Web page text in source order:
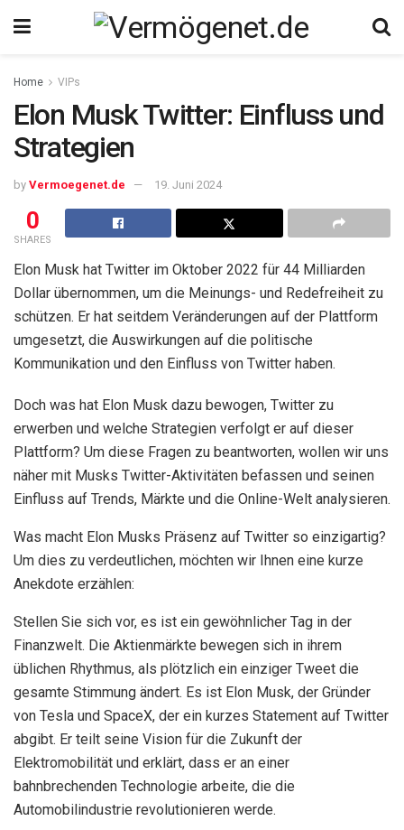
Home VIPs
Elon Musk Twitter: Einfluss und
Strategien
by Vermoegenet.de 19. Juni 2024
0
SHARES
Elon Musk hat Twitter im Oktober 2022 für 44 Milliarden
Dollar übernommen, um die Meinungs- und Redefreiheit zu
schützen. Er hat seitdem Veränderungen auf der Plattform
umgesetzt, die Auswirkungen auf die politische
Kommunikation und den Einfluss von Twitter haben.
Doch was hat Elon Musk dazu bewogen, Twitter zu
erwerben und welche Strategien verfolgt er auf dieser
Plattform? Um diese Fragen zu beantworten, wollen wir uns
näher mit Musks Twitter-Aktivitäten befassen und seinen
Einfluss auf Trends, Märkte und die Online-Welt analysieren.
Was macht Elon Musks Präsenz auf Twitter so einzigartig?
Um dies zu verdeutlichen, möchten wir Ihnen eine kurze
Anekdote erzählen:
Stellen Sie sich vor, es ist ein gewöhnlicher Tag in der
Finanzwelt. Die Aktienmärkte bewegen sich in ihrem
üblichen Rhythmus, als plötzlich ein einziger Tweet die
gesamte Stimmung ändert. Es ist Elon Musk, der Gründer
von Tesla und SpaceX, der ein kurzes Statement auf Twitter
abgibt. Er teilt seine Vision für die Zukunft der
Elektromobilität und erklärt, dass er an einer
bahnbrechenden Technologie arbeite, die die
Automobilindustrie revolutionieren werde.